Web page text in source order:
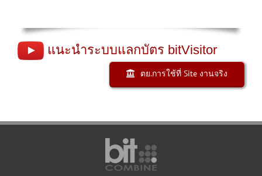
แนะนำระบบแลกบัตร bitVisitor
ตย.การใช้ที่ Site งานจริง